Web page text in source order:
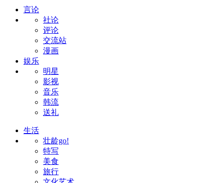
言论
社论
评论
交流站
漫画
娱乐
明星
影视
音乐
韩流
送礼
生活
壮龄go!
特写
美食
旅行